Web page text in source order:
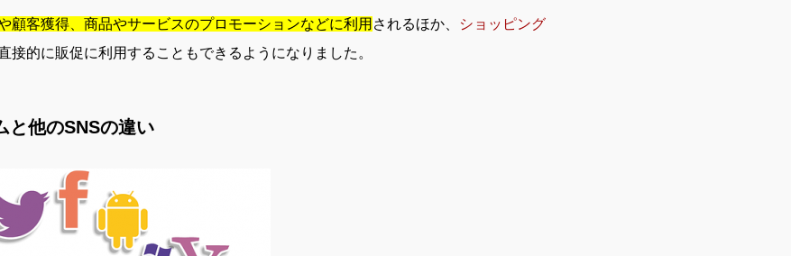
顧客獲得、商品やサービスのプロモーションなどに利用 されるほか、
ショッピング
接的に販促に利用することもできるようになりました。
と他のSNSの違い